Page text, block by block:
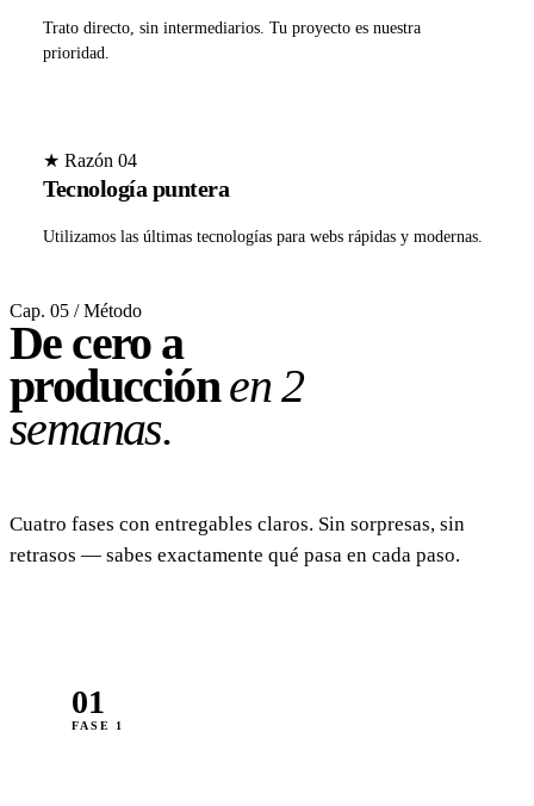
Trato directo, sin intermediarios. Tu proyecto es nuestra
prioridad.
★ Razón 04
Tecnología puntera
Utilizamos las últimas tecnologías para webs rápidas y modernas.
Cap. 05 / Método
De cero a
producciónen 2
semanas.
Cuatro fases con entregables claros. Sin sorpresas, sin
retrasos — sabes exactamente qué pasa en cada paso.
01
FASE 1